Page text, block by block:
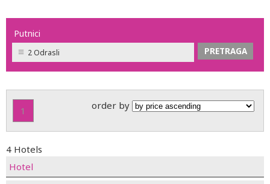
Putnici
2 Odrasli
1 order by
4 Hotels
Hotel